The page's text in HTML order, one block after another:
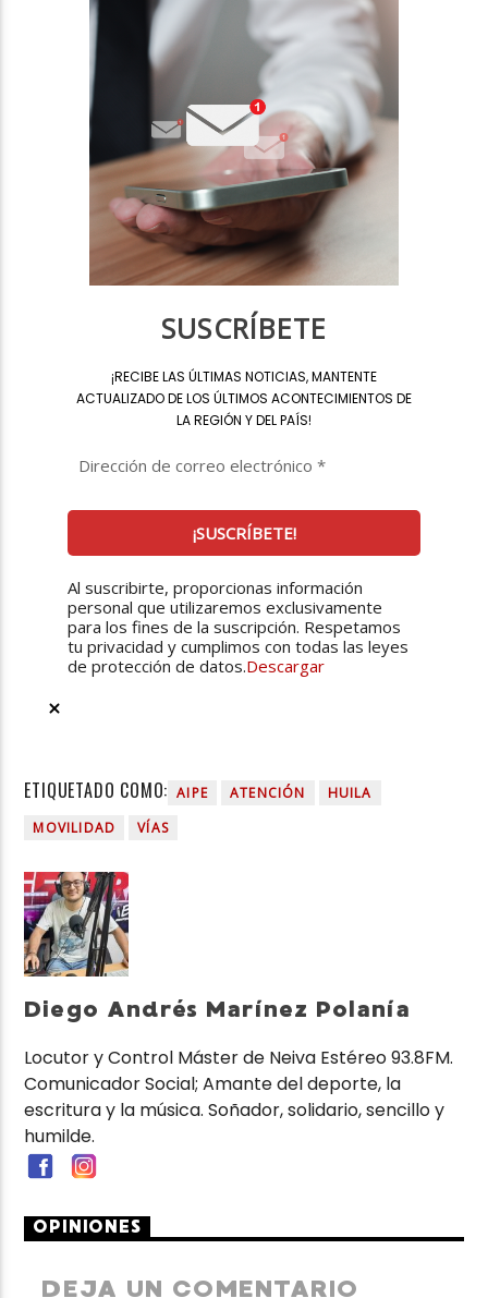
SUSCRÍBETE
¡RECIBE LAS ÚLTIMAS NOTICIAS, MANTENTE
ACTUALIZADO DE LOS ÚLTIMOS ACONTECIMIENTOS DE
LA REGIÓN Y DEL PAÍS!
Al suscribirte, proporcionas información
personal que utilizaremos exclusivamente
para los fines de la suscripción. Respetamos
tu privacidad y cumplimos con todas las leyes
de protección de datos.Descargar
ETIQUETADO COMO: AIPE ATENCIÓN
HUILA
MOVILIDAD
VÍAS
Diego Andrés Marínez Polanía
Locutor y Control Máster de Neiva Estéreo 93.8FM.
Comunicador Social; Amante del deporte, la
escritura y la música. Soñador, solidario, sencillo y
humilde.
OPINIONES
DEJA UN COMENTARIO